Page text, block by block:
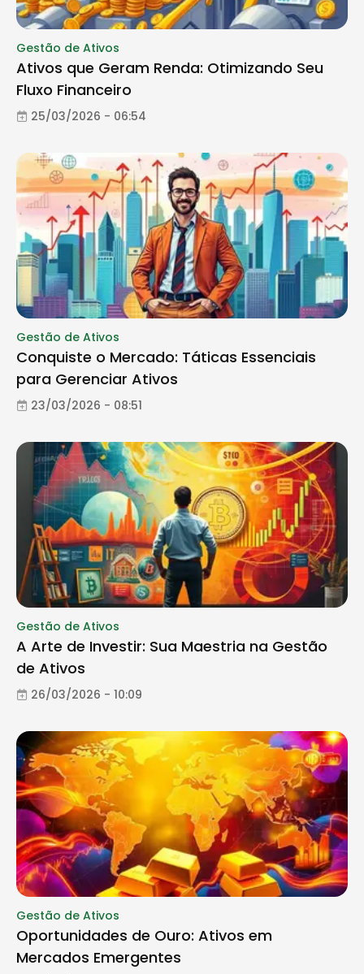
Gestão de Ativos
Ativos que Geram Renda: Otimizando Seu
Fluxo Financeiro
25/03/2026 - 06:54
Gestão de Ativos
Conquiste o Mercado: Táticas Essenciais
para Gerenciar Ativos
23/03/2026 - 08:51
Gestão de Ativos
A Arte de Investir: Sua Maestria na Gestão
de Ativos
26/03/2026 - 10:09
Gestão de Ativos
Oportunidades de Ouro: Ativos em
Mercados Emergentes